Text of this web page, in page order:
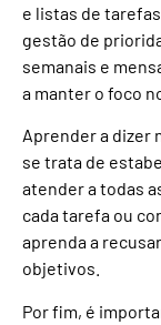
e listas de
gestão de
semanais e
a manter o foco
Aprender a dizer
se trata de
atender a todas
cada tarefa ou
aprenda a
objetivos.
Por fim, é